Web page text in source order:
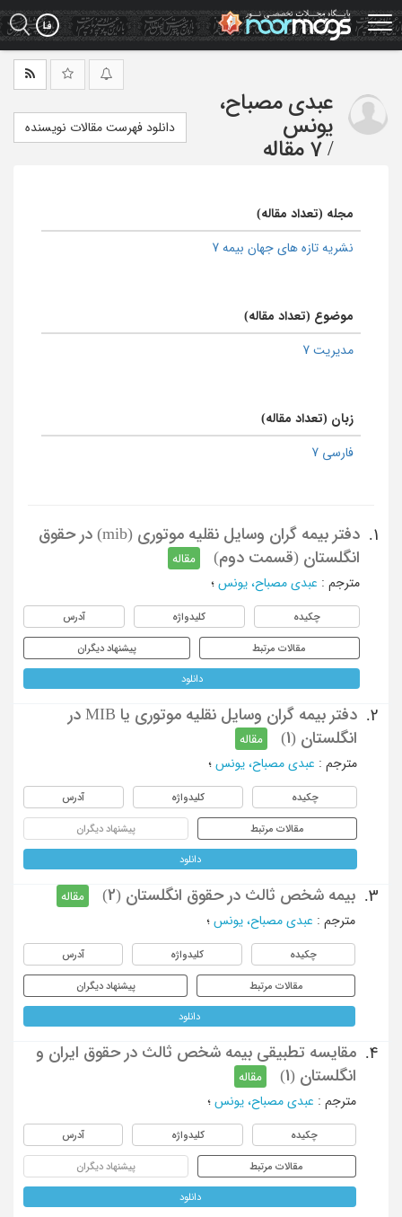
Skip
to
main
عبدی مصباح،
یونس
/ 7 مقاله
دانلود فهرست مقالات نویسنده
مجله (تعداد مقاله)
نشریه تازه های جهان بیمه 7
موضوع (تعداد مقاله)
مدیریت 7
زبان (تعداد مقاله)
فارسی 7
1.
دفتر بیمه گران وسایل نقلیه موتوری (mib) در حقوق
انگلستان (قسمت دوم)
مقاله
مترجم : عبدی مصباح، یونس ؛
چکیده کلیدواژه آدرس
مقالات مرتبط پیشنهاد دیگران
دانلود
2.
دفتر بیمه گران وسایل نقلیه موتوری یا MIB در
انگلستان (1)
مقاله
مترجم : عبدی مصباح، یونس ؛
چکیده کلیدواژه آدرس
مقالات مرتبط پیشنهاد دیگران
دانلود
3. بیمه شخص ثالث در حقوق انگلستان (2)
مقاله
مترجم : عبدی مصباح، یونس ؛
چکیده کلیدواژه آدرس
مقالات مرتبط پیشنهاد دیگران
دانلود
4.
مقایسه تطبیقی بیمه شخص ثالث در حقوق ایران و
انگلستان (1)
مقاله
مترجم : عبدی مصباح، یونس ؛
چکیده کلیدواژه آدرس
مقالات مرتبط پیشنهاد دیگران
دانلود